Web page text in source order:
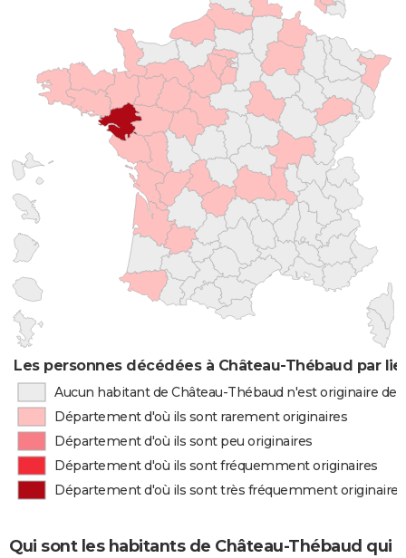
Les personnes décédées à Château-Thébaud par
Aucun habitant de Château-Thébaud n'est originaire de
Département d'où ils sont rarement originaires
Département d'où ils sont peu originaires
Département d'où ils sont fréquemment originaires
Département d'où ils sont très fréquemment originaires
Qui sont les habitants de Château-Thébaud qui